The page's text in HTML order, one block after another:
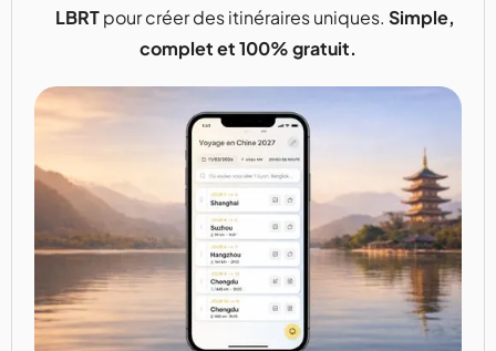
LBRTpour créer des itinéraires uniques. Simple,
complet et 100% gratuit.